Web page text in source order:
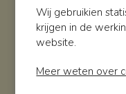
Wij gebruikien
krijgen in de
website.
Meer weten over